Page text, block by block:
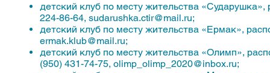
детский клуб по месту жительства «Сударушка»,
224-86-64, sudarushka.ctir@mail.ru;
детский клуб по месту жительства «Ермак»,
ermak.klub@mail.ru;
детский клуб по месту жительства «Олимп»,
(950) 431-74-75, olimp_olimp_2020@inbox.ru;